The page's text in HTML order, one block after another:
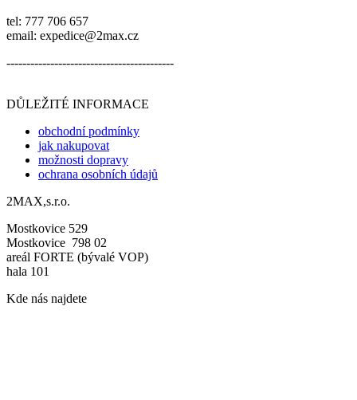
tel: 777 706 657
email: expedice@2max.cz
------------------------------------------
DŮLEŽITÉ INFORMACE
obchodní podmínky
jak nakupovat
možnosti dopravy
ochrana osobních údajů
2MAX,s.r.o.
Mostkovice 529
Mostkovice 798 02
areál FORTE (bývalé VOP)
hala 101
Kde nás najdete